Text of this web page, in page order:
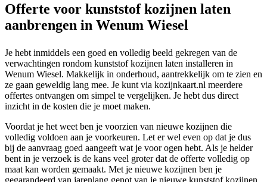
Offerte voor kunststof kozijnen laten
aanbrengen in Wenum Wiesel
Je hebt inmiddels een goed en volledig beeld gekregen van de
verwachtingen rondom kunststof kozijnen laten installeren in
Wenum Wiesel. Makkelijk in onderhoud, aantrekkelijk om te zien en
ze gaan geweldig lang mee. Je kunt via kozijnkaart.nl meerdere
offertes ontvangen om simpel te vergelijken. Je hebt dus direct
inzicht in de kosten die je moet maken.
Voordat je het weet ben je voorzien van nieuwe kozijnen die
volledig voldoen aan je voorkeuren. Let er wel even op dat je dus
bij de aanvraag goed aangeeft wat je voor ogen hebt. Als je helder
bent in je verzoek is de kans veel groter dat de offerte volledig op
maat kan worden gemaakt. Met je nieuwe kozijnen ben je
gegarandeerd van jarenlang genot van je nieuwe kunststof kozijnen